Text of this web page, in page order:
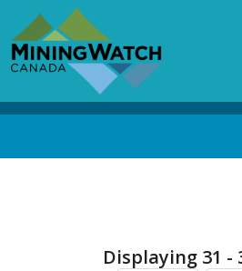
main
content
Displaying 31 -